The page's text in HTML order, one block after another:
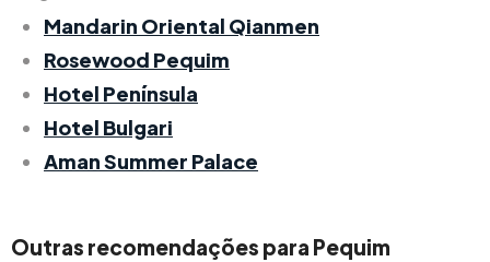
Mandarin Oriental Qianmen
Rosewood Pequim
Hotel Península
Hotel Bulgari
Aman Summer Palace
Outras recomendações para Pequim